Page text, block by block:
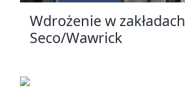
Wdrożenie w zakładach
Seco/Wawrick